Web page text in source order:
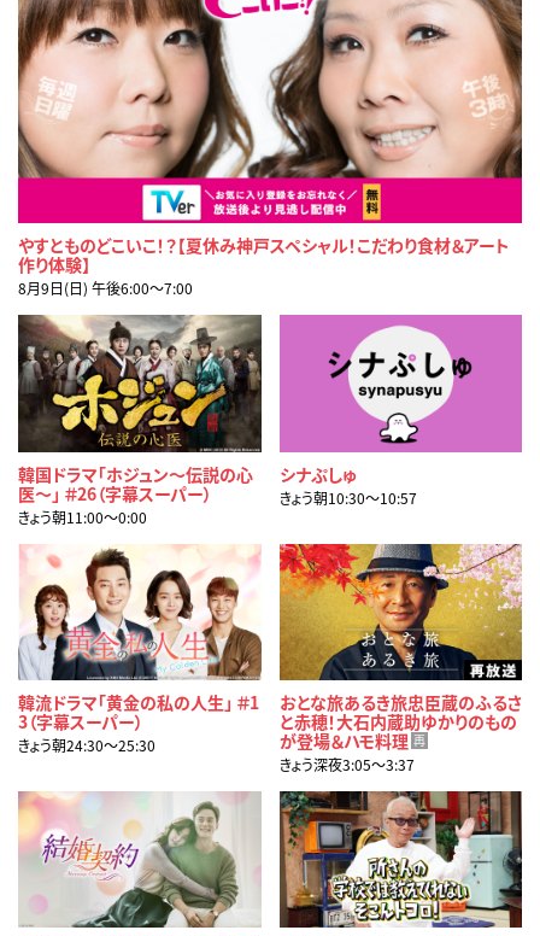
やすとものどこいこ！？【夏休み神戸スペシャル！こだわり食材＆アート
作り体験】
8月9日(日) 午後6:00〜7:00
韓国ドラマ「ホジュン～伝説の心
医～」 ＃26（字幕スーパー）
きょう朝11:00〜0:00
シナぷしゅ
きょう朝10:30〜10:57
韓流ドラマ「黄金の私の人生」 ＃1
3（字幕スーパー）
きょう朝24:30〜25:30
おとな旅あるき旅忠臣蔵のふるさ
と赤穂！大石内蔵助ゆかりのもの
が登場＆ハモ料理 再
きょう深夜3:05〜3:37